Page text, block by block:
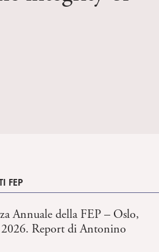
FEP
Annuale della FEP – Oslo,
Report di Antonino